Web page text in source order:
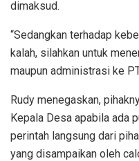
dimaksud.
“Sedangkan terhadap
kalah, silahkan untuk
maupun administrasi ke
Rudy menegaskan,
Kepala Desa apabila ada
perintah langsung dari
yang disampaikan oleh